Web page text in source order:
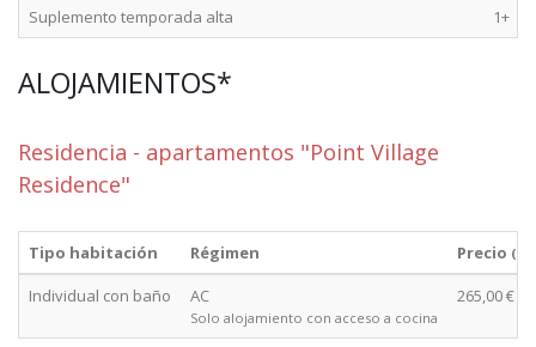
Suplemento temporada alta
1+
ALOJAMIENTOS*
Residencia - apartamentos "Point Village
Residence"
Tipo habitación Régimen Precio
Individual con baño AC
Solo alojamiento con acceso a cocina
265,00 €